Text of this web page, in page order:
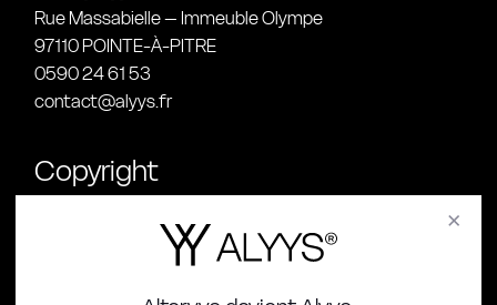
Rue Massabielle – Immeuble Olympe
97110 POINTE-À-PITRE
0590 24 61 53
contact@alyys.fr
Copyright
×